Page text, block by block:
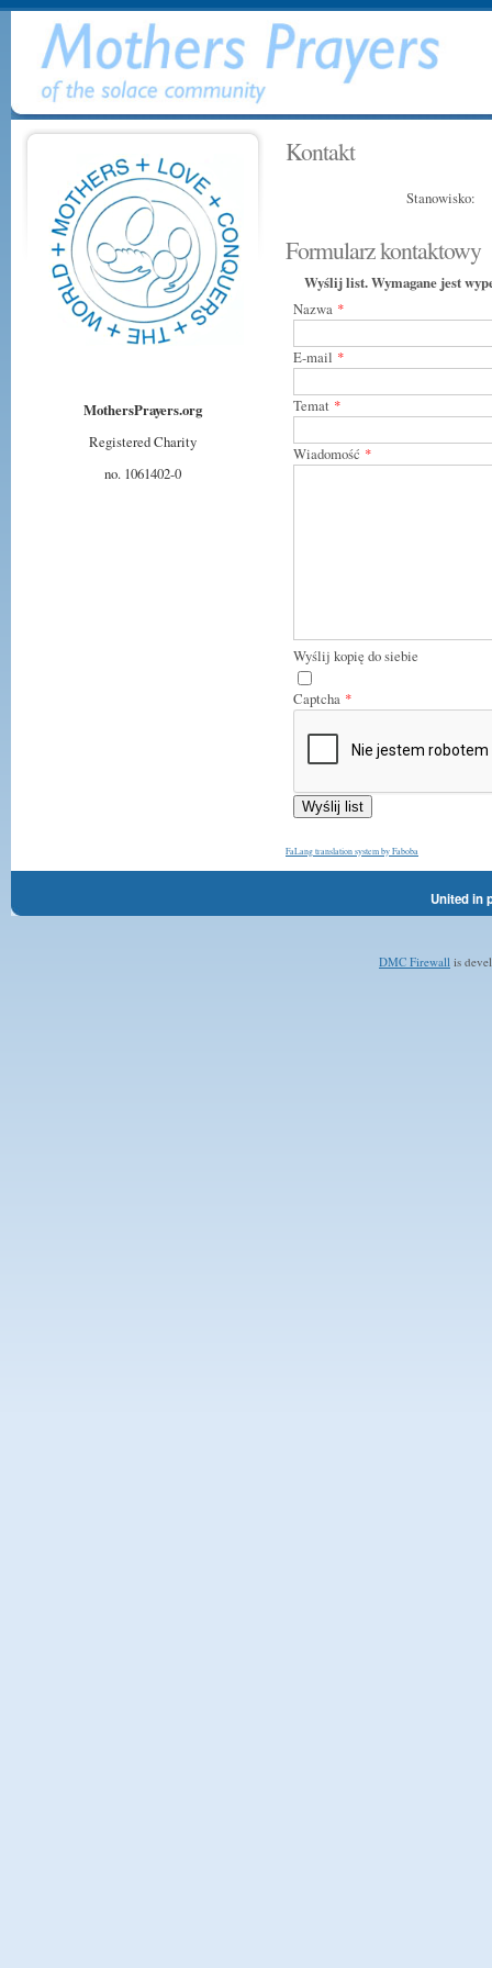
Kontakt
Stanowisko:
Formularz kontaktowy
Wyślij list. Wymagane jest
Nazwa *
E-mail *
Temat *
Wiadomość *
Wyślij kopię do siebie
Captcha *
Wyślij list
FaLang translation system by Faboba
MothersPrayers.org
Registered Charity
no. 1061402-0
United in
DMC Firewall is